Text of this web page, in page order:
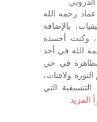
رحمه الله
بالإضافة
وكنت أحسده
الله في أحد
لمظاهرة في حي
ولافتات،
التي
المزيد